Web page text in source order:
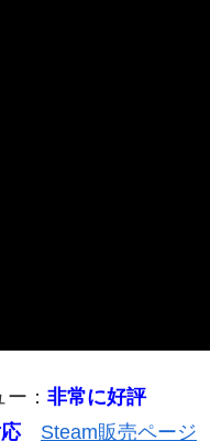
： 非常に好評
Steam販売ページ